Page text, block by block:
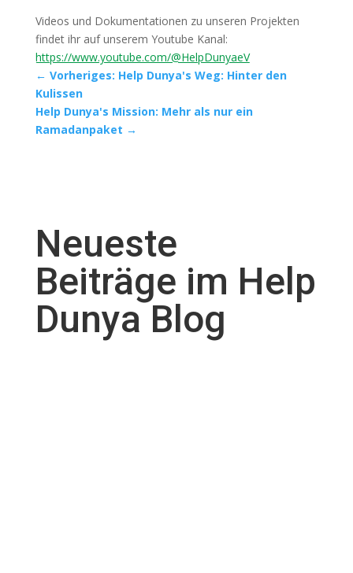
Videos und Dokumentationen zu unseren Projekten
findet ihr auf unserem Youtube Kanal:
https://www.youtube.com/@HelpDunyaeV
← Vorheriges: Help Dunya's Weg: Hinter den
Kulissen
Help Dunya's Mission: Mehr als nur ein
Ramadanpaket →
Neueste
Beiträge im Help
Dunya Blog